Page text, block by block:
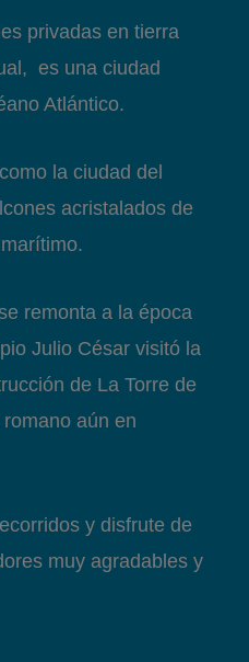
privadas en tierra
es una ciudad
Atlántico.
la ciudad del
acristalados de
remonta a la época
Julio César visitó la
de La Torre de
aún en
y disfrute de
muy agradables y